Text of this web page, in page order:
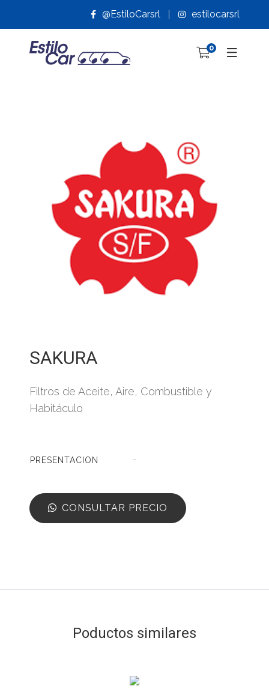
@EstiloCarsrl estilocarsrl
0
SAKURA
Filtros de Aceite, Aire, Combustible y
Habitáculo
PRESENTACION -
CONSULTAR PRECIO
Poductos similares